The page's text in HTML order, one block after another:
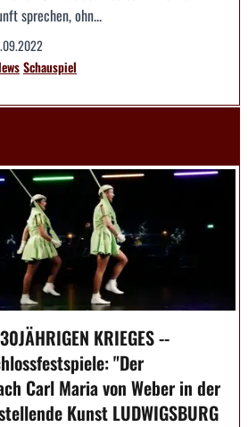
sprechen, ohn...
Schauspiel
KRIEGES --
"Der
Carl Maria von Weber in der
Kunst LUDWIGSBURG